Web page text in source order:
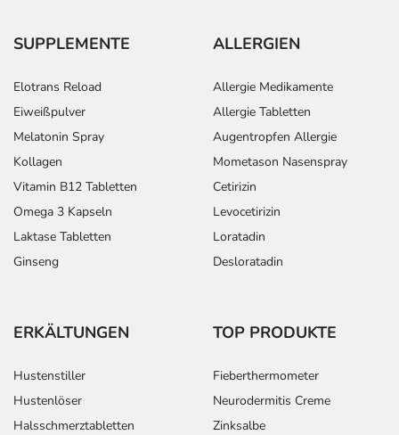
SUPPLEMENTE
Elotrans Reload
Eiweißpulver
Melatonin Spray
Kollagen
Vitamin B12 Tabletten
Omega 3 Kapseln
Laktase Tabletten
Ginseng
ALLERGIEN
Allergie Medikamente
Allergie Tabletten
Augentropfen Allergie
Mometason Nasenspray
Cetirizin
Levocetirizin
Loratadin
Desloratadin
ERKÄLTUNGEN
Hustenstiller
Hustenlöser
Halsschmerztabletten
TOP PRODUKTE
Fieberthermometer
Neurodermitis Creme
Zinksalbe